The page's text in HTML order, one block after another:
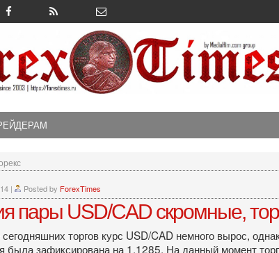
| Posted by ForexTimes
пары USD/CAD скромные,
торгов курс USD/CAD немного вырос,
была зафиксирована на 1,1285. На данный момент